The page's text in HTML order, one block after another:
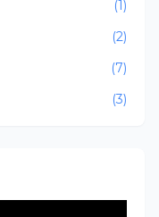
(1)
(2)
(7)
(3)